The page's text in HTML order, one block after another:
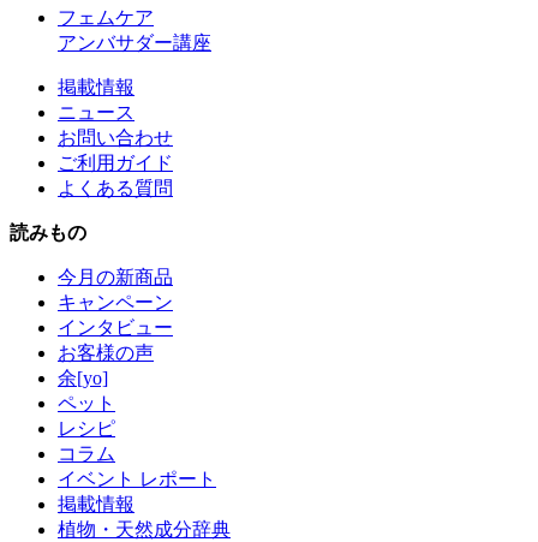
フェムケア
アンバサダー講座
掲載情報
ニュース
お問い合わせ
ご利用ガイド
よくある質問
読みもの
今月の新商品
キャンペーン
インタビュー
お客様の声
余[yo]
ペット
レシピ
コラム
イベント レポート
掲載情報
植物・天然成分辞典